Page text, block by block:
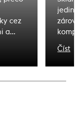
cez
a
na
Číst